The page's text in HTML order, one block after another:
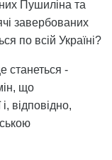
Пушиліна та
завербованих
по всій Україні?
станеться -
що
відповідно,